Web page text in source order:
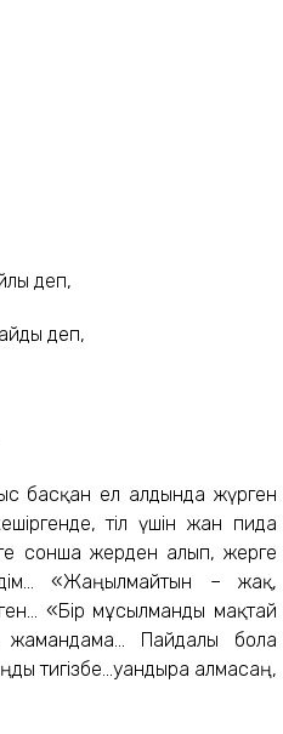
деп,
деп,
бас­қан ел алдында жүрген
тіл үшін жан пида
сонша жерден алып, жерге
«Жаңыл­майтын – жақ,
«Бір мұсылманды мақтай
Пайдалы бола
тигізбе...Қуанды­ра алмасаң,